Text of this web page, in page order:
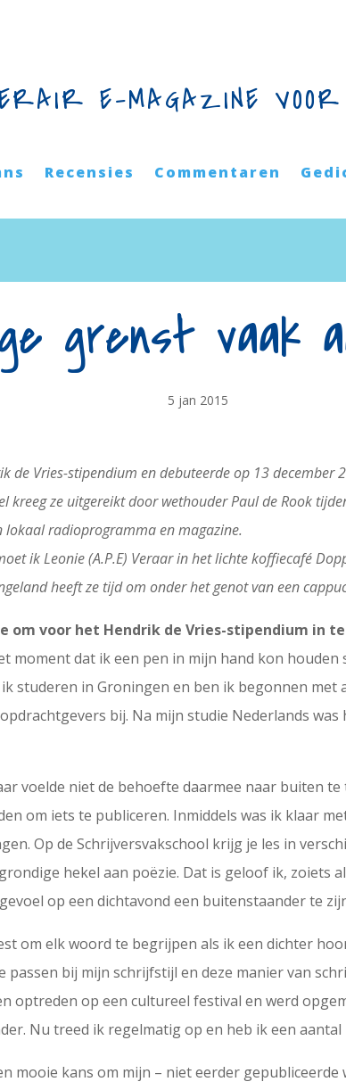
E-MAGAZINE VOOR
Recensies Commentaren
grenst vaak
5 jan 2015
de Vries-stipendium en debuteerde op 13 december
kreeg ze uitgereikt door wethouder Paul de Rook
lokaal radioprogramma en magazine.
ik Leonie (A.P.E) Veraar in het lichte koffiecafé
heeft ze tijd om onder het genot van een
om voor het Hendrik de Vries-stipendium in
moment dat ik een pen in mijn hand kon
studeren in Groningen en ben ik begonnen
bij. Na mijn studie Nederlands
voelde niet de behoefte daarmee naar buiten
om iets te publiceren. Inmiddels was ik klaar
Op de Schrijversvakschool krijg je les in
hekel aan poëzie. Dat is geloof ik, zoiets
op een dichtavond een buitenstaander te
om elk woord te begrijpen als ik een dichter
passen bij mijn schrijfstijl en deze manier van
optreden op een cultureel festival en werd
Nu treed ik regelmatig op en heb ik een
mooie kans om mijn – niet eerder